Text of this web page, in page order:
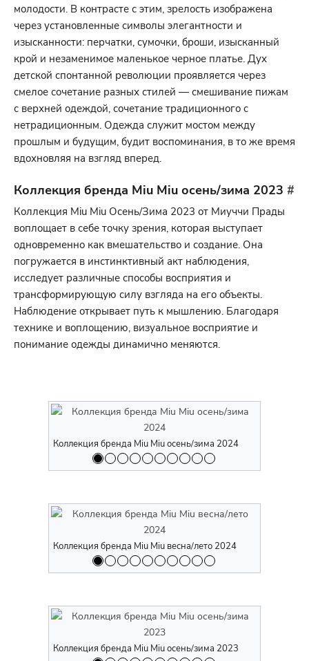
молодости. В контрасте с этим, зрелость изображена
через установленные символы элегантности и
изысканности: перчатки, сумочки, броши, изысканный
крой и незаменимое маленькое черное платье. Дух
детской спонтанной революции проявляется через
смелое сочетание разных стилей — смешивание пижам
с верхней одеждой, сочетание традиционного с
нетрадиционным. Одежда служит мостом между
прошлым и будущим, будит воспоминания, в то же время
вдохновляя на взгляд вперед.
Коллекция бренда Miu Miu осень/зима 2023 #
Коллекция Miu Miu Осень/Зима 2023 от Миуччи Прады
воплощает в себе точку зрения, которая выступает
одновременно как вмешательство и создание. Она
погружается в инстинктивный акт наблюдения,
исследует различные способы восприятия и
трансформирующую силу взгляда на его объекты.
Наблюдение открывает путь к мышлению. Благодаря
технике и воплощению, визуальное восприятие и
понимание одежды динамично меняются.
Коллекция бренда Miu Miu осень/зима 2024
Коллекция бренда Miu Miu весна/лето 2024
Коллекция бренда Miu Miu осень/зима 2023